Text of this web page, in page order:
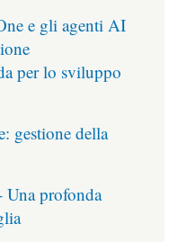
e gli agenti AI
per lo sviluppo
gestione della
profonda